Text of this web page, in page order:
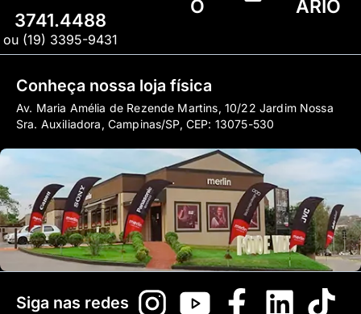
3741.4488
ou (19) 3395-9431
O
ÁRIO
Conheça nossa loja física
Av. Maria Amélia de Rezende Martins, 10/22 Jardim Nossa
Sra. Auxiliadora, Campinas/SP, CEP: 13075-530
Siga nas redes